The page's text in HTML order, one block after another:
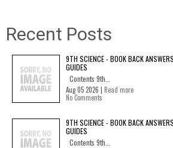
Recent Posts
9TH SCIENCE - BOOK BACK
GUIDES
Contents 9th...
Aug 05 2026 | Read more
No Comments
9TH SCIENCE - BOOK BACK
GUIDES
Contents 9th...